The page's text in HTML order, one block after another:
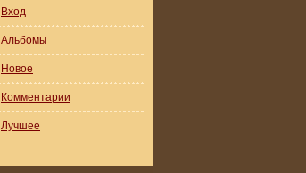
Вход
Альбомы
Новое
Комментарии
Лучшее